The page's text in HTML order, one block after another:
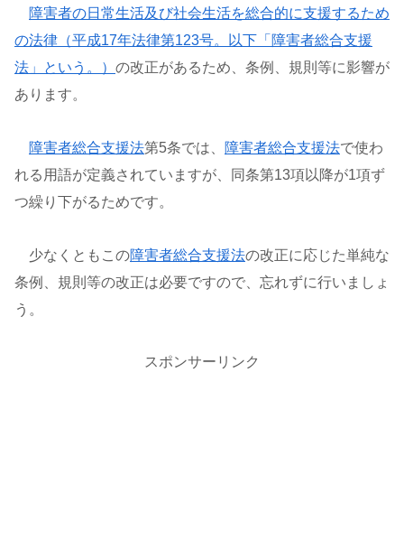
障害者の日常生活及び社会生活を総合的に支援するため
の法律（平成17年法律第123号。以下「障害者総合支援
法」という。） の改正があるため、条例、規則等に影響が
あります。
障害者総合支援法第5条では、 障害者総合支援法で使わ
れる用語が定義されていますが、同条第13項以降が1項ず
つ繰り下がるためです。
少なくともこの障害者総合支援法の改正に応じた単純な
条例、規則等の改正は必要ですので、忘れずに行いましょ
う。
スポンサーリンク